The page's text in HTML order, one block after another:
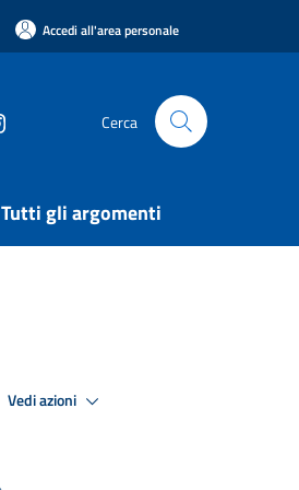
Accedi all'area personale
Cerca
Tutti gli argomenti
Vedi azioni